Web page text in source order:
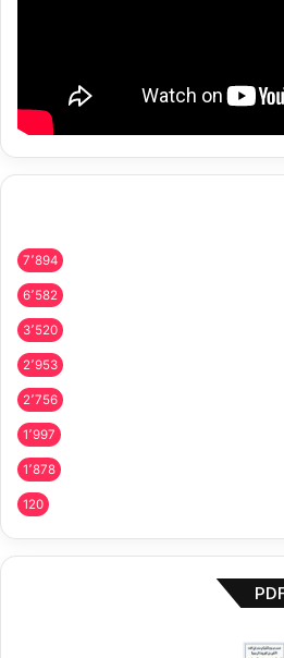
7٬894
6٬582
3٬520
2٬953
2٬756
1٬997
1٬878
120